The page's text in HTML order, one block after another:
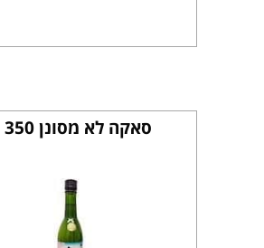
סאקה לא מסונן 350 מ"ל